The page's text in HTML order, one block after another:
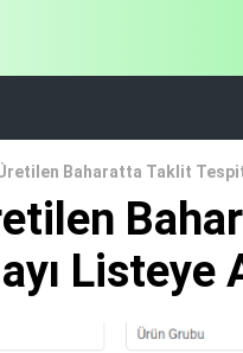
Baharatta Taklit
Listeye